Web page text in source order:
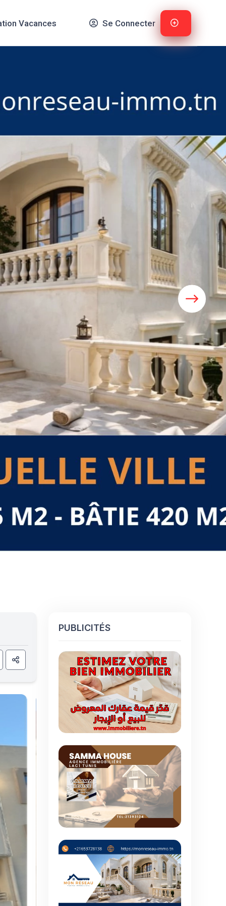
Vacances Se Connecter
PUBLICITÉS